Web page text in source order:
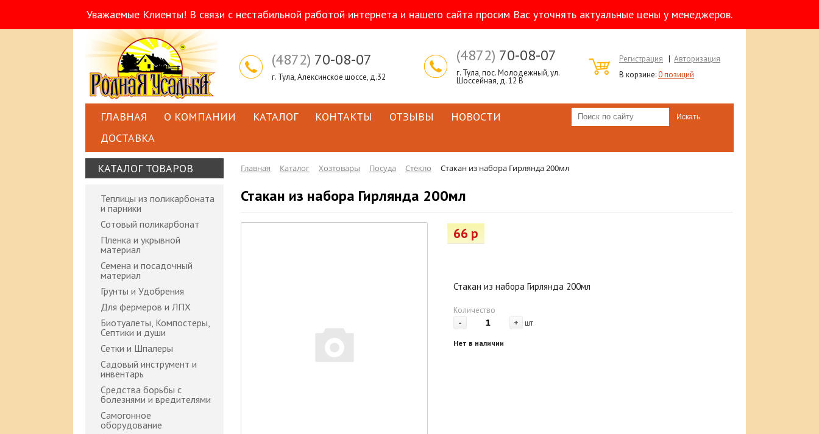
Уважаемые Клиенты! В связи с нестабильной работой интернета и нашего сайта просим Вас уточнять актуальные цены у менеджеров.
(4872) 70-08-07
г. Тула, Алексинское шоссе, д.32
(4872) 70-08-07
г. Тула, пос. Молодежный, ул.
Шоссейная, д. 12 В
Регистрация | Авторизация
В корзине:0 позиций
ГЛАВНАЯ О КОМПАНИИ КАТАЛОГ КОНТАКТЫ ОТЗЫВЫ
НОВОСТИ
ДОСТАВКА
КАТАЛОГ ТОВАРОВ
Теплицы из поликарбоната
и парники
Сотовый поликарбонат
Пленка и укрывной
материал
Семена и посадочный
материал
Грунты и Удобрения
Для фермеров и ЛПХ
Биотуалеты, Компостеры,
Септики и души
Сетки и Шпалеры
Садовый инструмент и
инвентарь
Средства борьбы с
болезнями и вредителями
Самогонное
оборудование
Главная Каталог Хозтовары Посуда Стекло Стакан из набора Гирлянда 200мл
Стакан из набора Гирлянда 200мл
66 р
Стакан из набора Гирлянда 200мл
Количество
- + шт
Нет в наличии